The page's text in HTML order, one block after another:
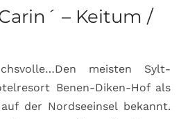
– Keitum /
meisten Sylt-
Benen-Diken-Hof als
der Nordseeinsel bekannt.